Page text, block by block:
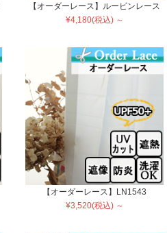
【オーダーレース】ルービンレース
¥4,180(税込) ～
【オーダーレース】LN1543
¥3,520(税込) ～